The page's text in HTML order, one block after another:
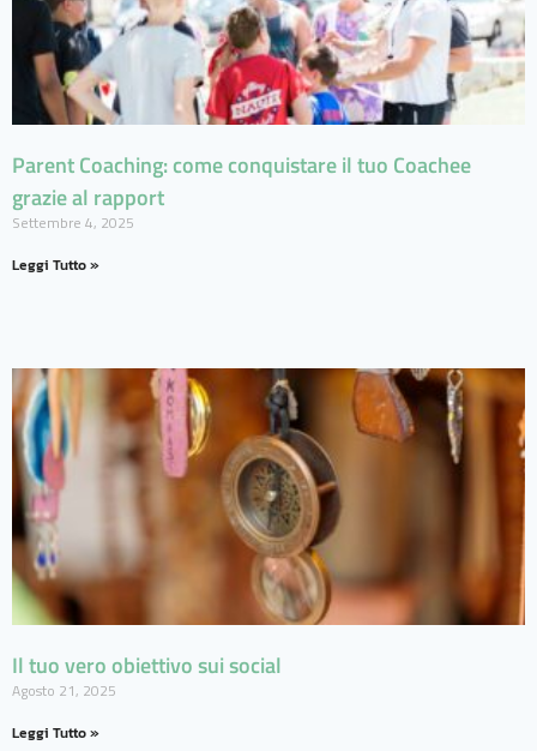
Parent Coaching: come conquistare il tuo Coachee
grazie al rapport
Settembre 4, 2025
Leggi Tutto »
Il tuo vero obiettivo sui social
Agosto 21, 2025
Leggi Tutto »